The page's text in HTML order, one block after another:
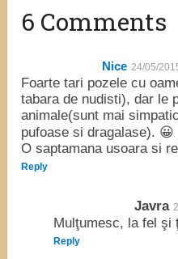
6 Comments
Nice 24/05/
Foarte tari pozele cu
tabara de nudisti), dar le
animale(sunt mai
pufoase si dragalase). 😀
O saptamana usoara si
Reply
Javra
Mulţumesc, la fel şi
Reply